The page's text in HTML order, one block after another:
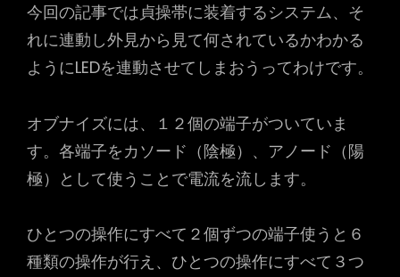
今回の記事では貞操帯に装着するシステム、そ
れに連動し外見から見て何されているかわかる
ようにLEDを連動させてしまおうってわけです。
オブナイズには、１２個の端子がついていま
す。各端子をカソード（陰極）、アノード（陽
極）として使うことで電流を流します。
ひとつの操作にすべて２個ずつの端子使うと６
種類の操作が行え、ひとつの操作にすべて３つ